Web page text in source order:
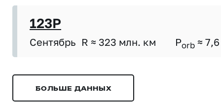
123P
Сентябрь R ≈ 323 млн. км Porb ≈ 7,6
БОЛЬШЕ ДАННЫХ